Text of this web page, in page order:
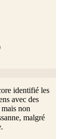
identifié les
avec des
non
malgré